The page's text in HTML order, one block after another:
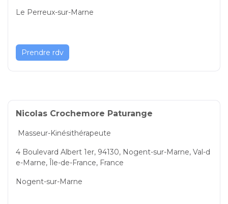
Le Perreux-sur-Marne
Prendre rdv
Nicolas Crochemore Paturange
Masseur-Kinésithérapeute
4 Boulevard Albert 1er, 94130, Nogent-sur-Marne, Val-d
e-Marne, Île-de-France, France
Nogent-sur-Marne